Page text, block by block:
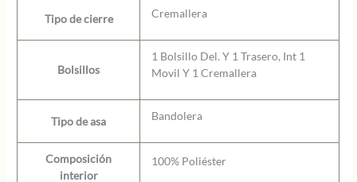
Tipo de cierre Cremallera
Bolsillos
1 Bolsillo Del. Y 1 Trasero, Int 1
Movil Y 1 Cremallera
Tipo de asa Bandolera
Composición
interior
100% Poliéster